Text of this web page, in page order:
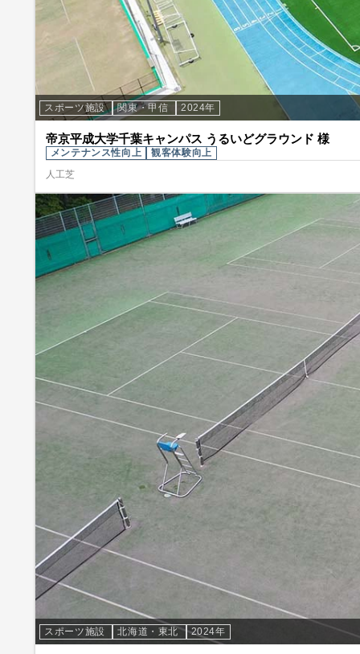
スポーツ施設 関東・甲信 2024年
帝京平成大学千葉キャンパス うるいどグラウンド 様
メンテナンス性向上
観客体験向上
人工芝
スポーツ施設 北海道・東北 2024年